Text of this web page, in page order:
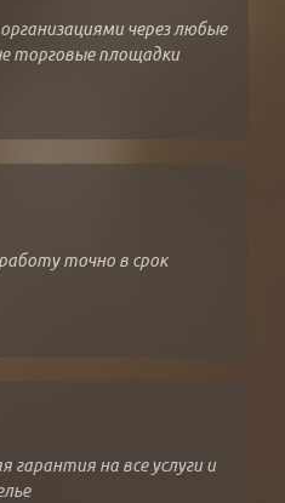
через любые
торговые площадки
точно в срок
гарантия на все услуги и